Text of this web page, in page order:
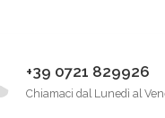
+39 0721 829926
Chiamaci dal Lunedì al